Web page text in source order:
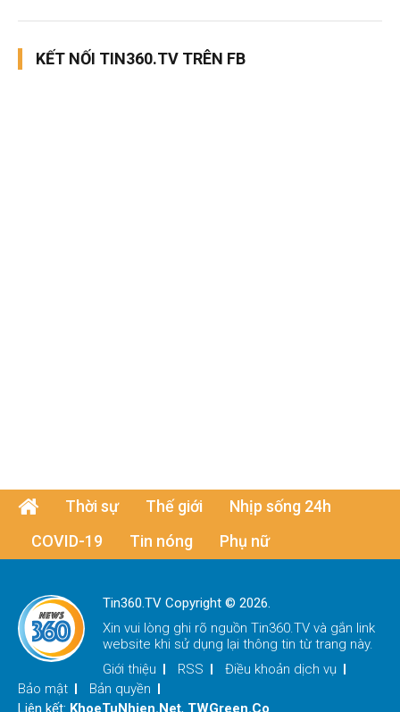
KẾT NỐI TIN360.TV TRÊN FB
Thời sự Thế giới
Nhịp sống 24h
COVID-19
Tin nóng Phụ nữ
Tin360.TV Copyright © 2026.
Xin vui lòng ghi rõ nguồn Tin360.TV và gắn link
website khi sử dụng lại thông tin từ trang này.
Giới thiệu
RSS
Điều khoản dịch vụ
Bảo mật
Bản quyền